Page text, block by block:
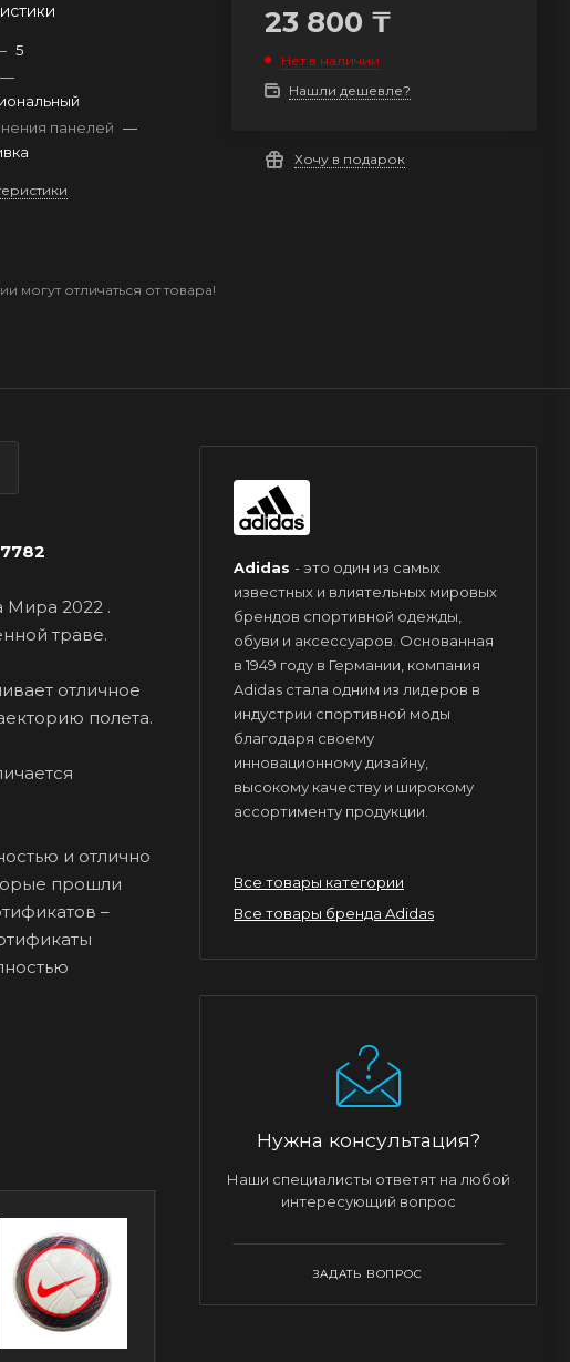
5
—
панелей —
23 800 ₸
Нет в наличии
Нашли дешевле?
Хочу в подарок
могут отличаться от товара!
Мира 2022 .
траве.
отличное
полета.
и отлично
прошли
–
Adidas - это один из самых
известных и влиятельных мировых
брендов спортивной одежды,
обуви и аксессуаров. Основанная
в 1949 году в Германии, компания
Adidas стала одним из лидеров в
индустрии спортивной моды
благодаря своему
инновационному дизайну,
высокому качеству и широкому
ассортименту продукции.
Все товары категории
Все товары бренда Adidas
Нужна консультация?
Наши специалисты ответят на любой
интересующий вопрос
ЗАДАТЬ ВОПРОС